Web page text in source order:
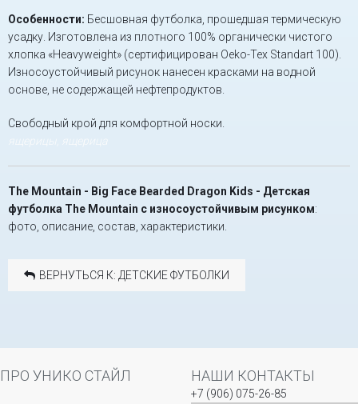
Особенности: Бесшовная футболка, прошедшая термическую
усадку. Изготовлена из плотного 100% органически чистого
хлопка «Heavyweight» (сертифицирован Oeko-Tex Standart 100).
Износоустойчивый рисунок нанесен красками на водной
основе, не содержащей нефтепродуктов.
Свободный крой для комфортной носки.
ящерицы, ящерица
The Mountain - Big Face Bearded Dragon Kids - Детская
футболка The Mountain с износоустойчивым рисунком:
фото, описание, состав, характеристики.
ВЕРНУТЬСЯ К: ДЕТСКИЕ ФУТБОЛКИ
ПРО УНИКО СТАЙЛ НАШИ КОНТАКТЫ
+7 (906) 075-26-85